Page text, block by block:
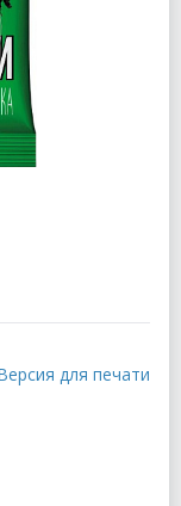
для печати